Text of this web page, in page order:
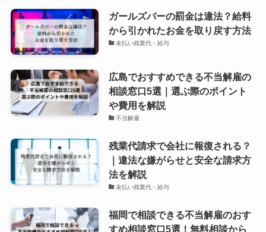
ガールズバーの罰金は違法？給料
から引かれたお金を取り戻す方法
未払い残業代・給与
広島でおすすめできる不当解雇の
相談窓口5選｜選ぶ際のポイント
や費用を解説
不当解雇
残業代請求で会社に報復される？
｜違法な嫌がらせと安全な請求方
法を解説
未払い残業代・給与
福岡で相談できる不当解雇のおす
すめ相談窓口5選！無料相談から